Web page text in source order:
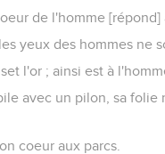
de l'homme [répond]
yeux des hommes ne
l'or ; ainsi est à
avec un pilon, sa folie
coeur aux parcs.